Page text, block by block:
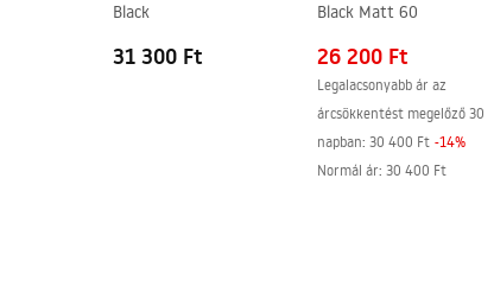
Black
31 300 Ft
Black Matt 60
26 200 Ft
Legalacsonyabb ár az
árcsökkentést megelőző 30
napban: 30 400 Ft -14%
Normál ár: 30 400 Ft